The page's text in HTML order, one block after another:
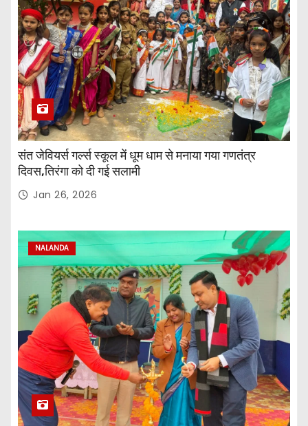
संत जेवियर्स गर्ल्स स्कूल में धूम धाम से मनाया गया गणतंत्र
दिवस,तिरंगा को दी गई सलामी
Jan 26, 2026
NALANDA